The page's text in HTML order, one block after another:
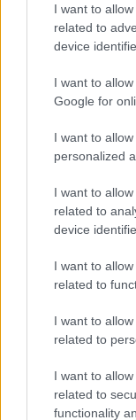
I want to
related to
device
I want to
Google for
I want to
personalized
I want to
related to
device
I want to
related to
I want to
related to
I want to
related to
functionality
Népszerű
Reggeli